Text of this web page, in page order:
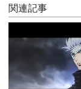
関連記事